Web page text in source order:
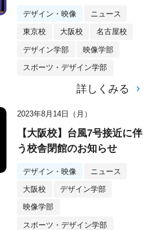
デザイン・映像 ニュース
東京校 大阪校 名古屋校
デザイン学部 映像学部
スポーツ・デザイン学部
詳しくみる
2023年8月14日（月）
【大阪校】台風7号接近に伴
う校舎閉館のお知らせ
デザイン・映像 ニュース
大阪校 デザイン学部
映像学部
スポーツ・デザイン学部